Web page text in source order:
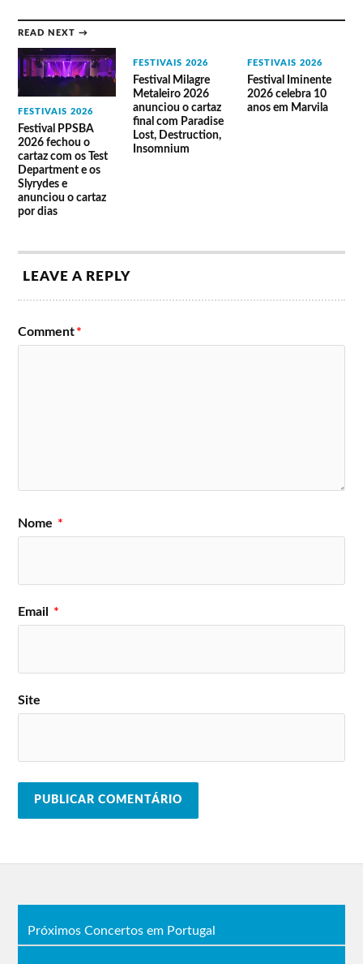
READ NEXT →
FESTIVAIS 2026
Festival PPSBA
2026 fechou o
cartaz com os Test
Department e os
Slyrydes e
anunciou o cartaz
por dias
FESTIVAIS 2026
Festival Milagre
Metaleiro 2026
anunciou o cartaz
final com Paradise
Lost, Destruction,
Insomnium
FESTIVAIS 2026
Festival Iminente
2026 celebra 10
anos em Marvila
LEAVE A REPLY
Comment*
Nome *
Email *
Site
Próximos Concertos em Portugal